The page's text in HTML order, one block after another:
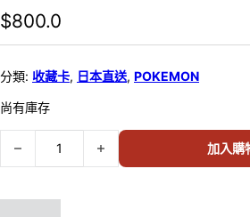
$800.0
分類: 收藏卡, 日本直送, POKEMON
尚有庫存
Pokemon TCG M5 深淵之瞳 日版 ( 原盒30
加入購